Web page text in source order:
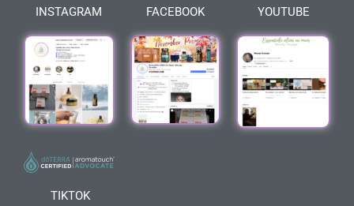
INSTAGRAM FACEBOOK YOUTUBE
TIKTOK